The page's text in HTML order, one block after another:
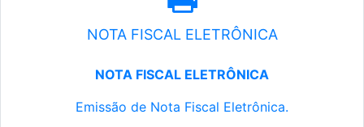
NOTA FISCAL ELETRÔNICA
NOTA FISCAL ELETRÔNICA
Emissão de Nota Fiscal Eletrônica.